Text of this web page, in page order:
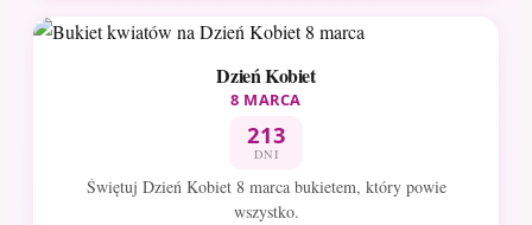
Dzień Kobiet
8 MARCA
213
DNI
Świętuj Dzień Kobiet 8 marca bukietem, który powie
wszystko.